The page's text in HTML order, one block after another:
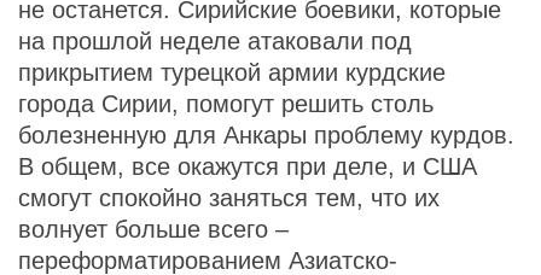
не останется. Сирийские боевики, которые
на прошлой неделе атаковали под
прикрытием турецкой армии курдские
города Сирии, помогут решить столь
болезненную для Анкары проблему курдов.
В общем, все окажутся при деле, и США
смогут спокойно заняться тем, что их
волнует больше всего –
переформатированием Азиатско-